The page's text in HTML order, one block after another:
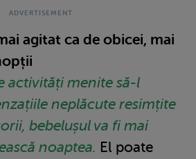
agitat ca de obicei, mai
activități menite să-l
neplăcute resimțite
bebelușul va fi mai
noaptea. El poate